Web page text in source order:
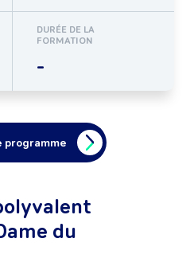
DURÉE DE LA
FORMATION
-
programme
du